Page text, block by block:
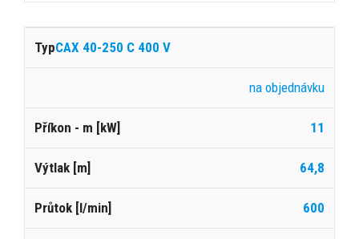
CAX 40-250 C 400 V
na objednávku
11
64,8
600